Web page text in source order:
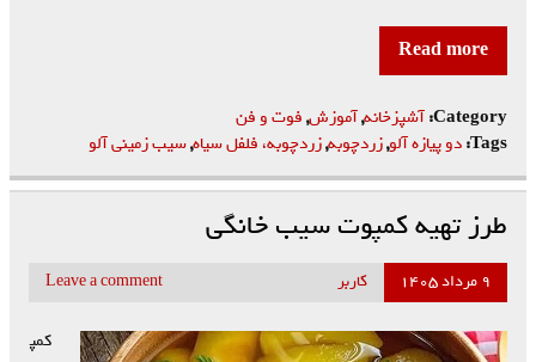
Read more
Category: آشپزخانه,آموزش,فوت و فن
Tags: دو پیازه آلو,زردچوبه,زردچوبه، فلفل سیاه,سیب زمینی آلو
طرز تهیه کمپوت سیب خانگی
۹ مرداد ۱۴۰۵ کاربر Leave a comment
کمپ